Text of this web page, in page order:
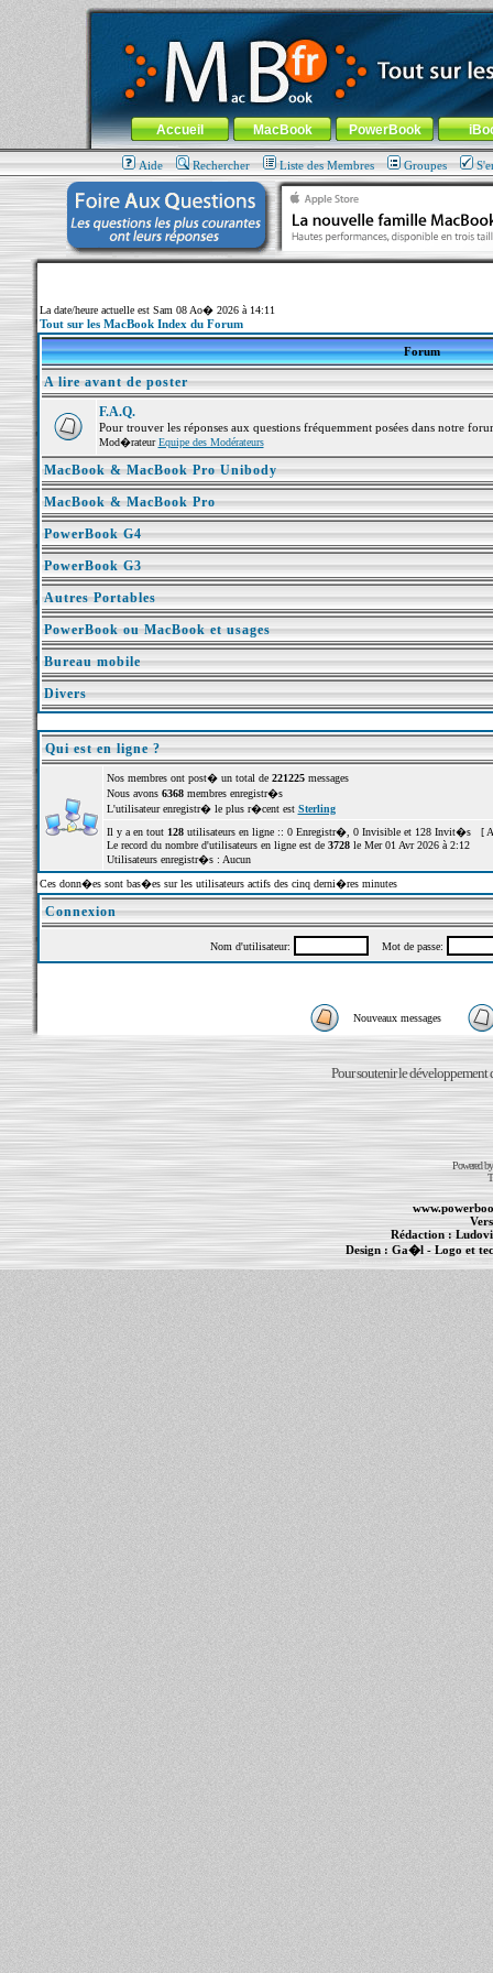
MacBook-fr.com : 100% Apple... 100% nomade !
Aller au contenu-Aller au menu général-Aller au menu de
Menu général
Accueil MacBook PowerBook
Aide Rechercher Liste des Membres Groupes
La date/heure actuelle est Sam 08 Ao� 2026 à 14:11
Tout sur les MacBook Index du Forum
Forum
A lire avant de poster
F.A.Q.
Pour trouver les réponses aux questions fréquemment posées dans notre
Mod�rateurEquipe des Modérateurs
MacBook & MacBook Pro Unibody
MacBook & MacBook Pro
PowerBook G4
PowerBook G3
Autres Portables
PowerBook ou MacBook et usages
Bureau mobile
Divers
Qui est en ligne ?
Nos membres ont post� un total de 221225messages
Nous avons 6368membres enregistr�s
L'utilisateur enregistr� le plus r�cent est Sterling
Il y a en tout 128utilisateurs en ligne :: 0 Enregistr�, 0 Invisible et 128 Invit�s [
Le record du nombre d'utilisateurs en ligne est de 3728le Mer 01 Avr 2026 à 2:12
Utilisateurs enregistr�s : Aucun
Ces donn�es sont bas�es sur les utilisateurs actifs des cinq derni�res minutes
Connexion
Nom d'utilisateur: Mot de passe:
Nouveaux messages
Pour soutenir le développement
Powered
Rédaction :
Design : Ga�l - Logo et